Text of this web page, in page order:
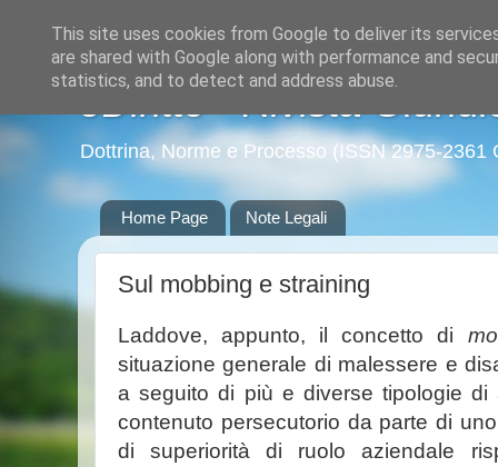
eDiritto - Rivista
Dottrina, Norme e Processo (ISSN 2975-2361
Home Page Note Legali
Sul mobbing e straining
Laddove, appunto, il concetto di
situazione generale di malessere e
a seguito di più e diverse tipologie di
contenuto persecutorio da parte di
di superiorità di ruolo aziendale
This site uses cookies from Google to deliver its
are shared with Google along with performance and
statistics, and to detect and address abuse.